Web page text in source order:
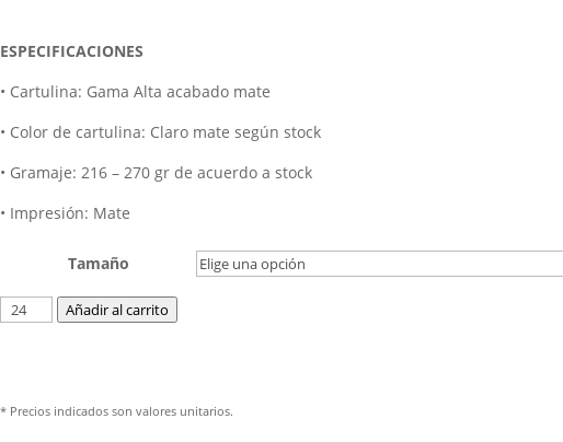
ESPECIFICACIONES
• Cartulina: Gama Alta acabado mate
• Color de cartulina: Claro mate según stock
• Gramaje: 216 – 270 gr de acuerdo a stock
• Impresión: Mate
Tamaño
Añadir al carrito
* Precios indicados son valores unitarios.